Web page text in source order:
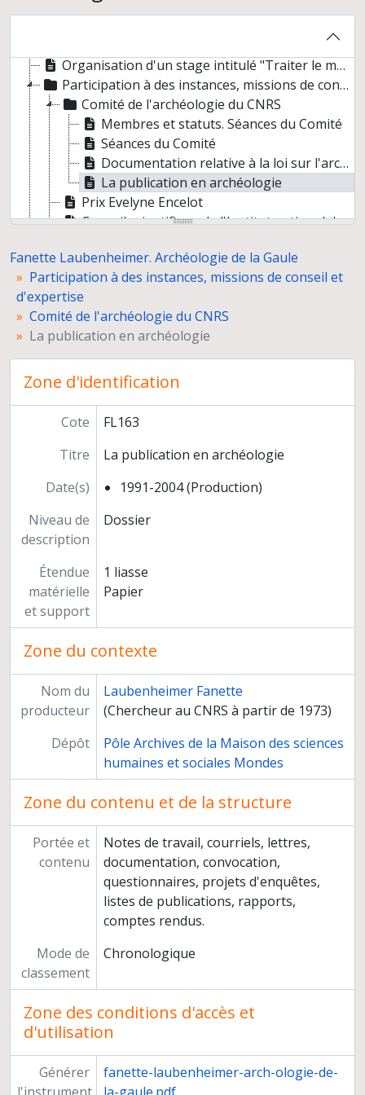
Communications et publications
Organisation d'un stage intitulé "Traiter le matériel amphorique" dans le cadre de l'AFAN à Nîmes en septembre 1994
Participation à des instances, missions de conseil et d'expertise
Comité de l'archéologie du CNRS
Membres et statuts. Séances du Comité
Séances du Comité
Documentation relative à la loi sur l'archéologie préventive
La publication en archéologie
Prix Evelyne Encelot
Conseil scientifique de l'Institut national de recherches archéologiques préventives
Fanette Laubenheimer. Archéologie de la Gaule
Participation à des instances, missions de conseil et
d'expertise
Comité de l'archéologie du CNRS
La publication en archéologie
Zone d'identification
Cote
FL163
Titre
La publication en archéologie
Date(s)
1991-2004 (Production)
Niveau de
description
Dossier
Étendue
matérielle
et support
1 liasse
Papier
Zone du contexte
Nom du
producteur
Laubenheimer Fanette
(Chercheur au CNRS à partir de 1973)
Dépôt
Pôle Archives de la Maison des sciences
humaines et sociales Mondes
Zone du contenu et de la structure
Portée et
contenu
Notes de travail, courriels, lettres,
documentation, convocation,
questionnaires, projets d'enquêtes,
listes de publications, rapports,
comptes rendus.
Mode de
classement
Chronologique
Zone des conditions d'accès et
d'utilisation
Générer
fanette-laubenheimer-arch-ologie-de-